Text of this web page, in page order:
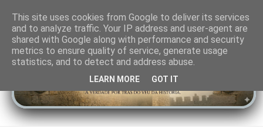
This site uses cookies from Google to deliver its services
and to analyze traffic. Your IP address and user-agent are
shared with Google along with performance and security
metrics to ensure quality of service, generate usage
statistics, and to detect and address abuse.
LEARN MORE GOT IT